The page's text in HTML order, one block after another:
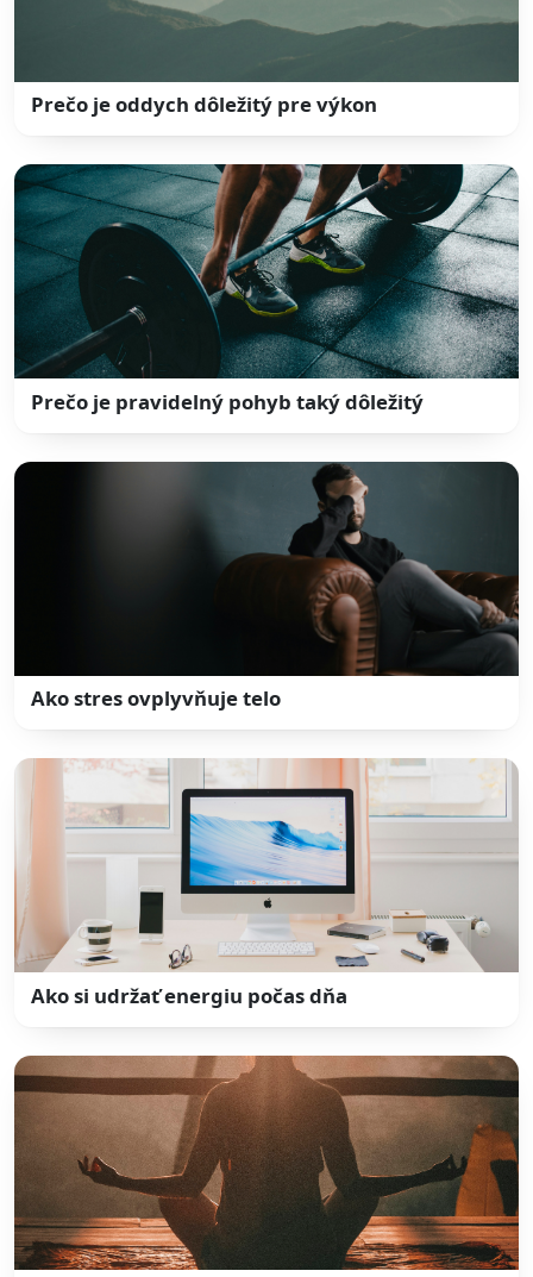
Prečo je oddych dôležitý pre výkon
Prečo je pravidelný pohyb taký dôležitý
Ako stres ovplyvňuje telo
Ako si udržať energiu počas dňa